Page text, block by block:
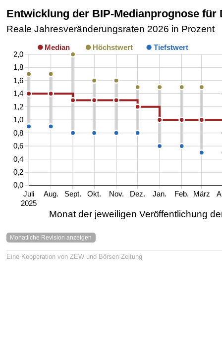
Entwicklung der BIP-Medianprognose für
Reale Jahresveränderungsraten 2026 in Prozent
Monat der jeweiligen Veröffentlichung
Juli
2025
Aug. Sept. Okt. Nov. Dez. Jan. Feb. März
0,0
0,2
0,4
0,6
0,8
1,0
1,2
1,4
1,6
1,8
2,0
Median Höchstwert Tiefstwert
Monatliche Revision anzeigen
Eine Kooperation von ZEW und Börsen-Zeitung